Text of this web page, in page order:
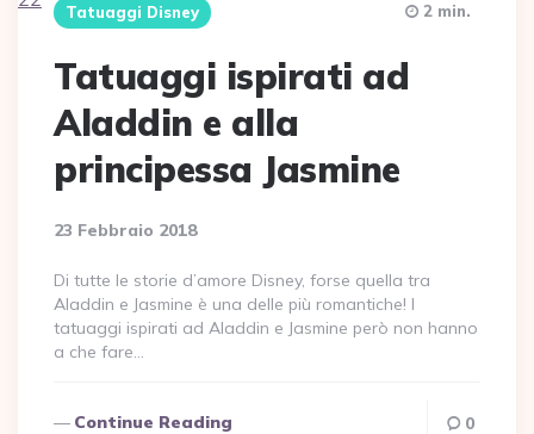
Tatuaggi Disney
Tatuaggi ispirati ad
Aladdin e alla
principessa Jasmine
23 Febbraio 2018
2 min.
Di tutte le storie d’amore Disney, forse quella tra
Aladdin e Jasmine è una delle più romantiche! I
tatuaggi ispirati ad Aladdin e Jasmine però non hanno
a che fare…
Continue Reading 0